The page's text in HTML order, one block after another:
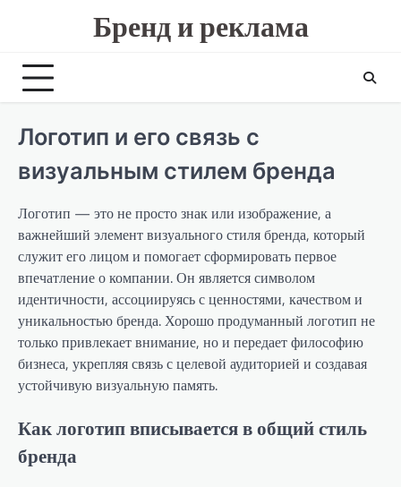
Бренд и реклама
Логотип и его связь с
визуальным стилем бренда
Логотип — это не просто знак или изображение, а
важнейший элемент визуального стиля бренда, который
служит его лицом и помогает сформировать первое
впечатление о компании. Он является символом
идентичности, ассоциируясь с ценностями, качеством и
уникальностью бренда. Хорошо продуманный логотип не
только привлекает внимание, но и передает философию
бизнеса, укрепляя связь с целевой аудиторией и создавая
устойчивую визуальную память.
Как логотип вписывается в общий стиль
бренда